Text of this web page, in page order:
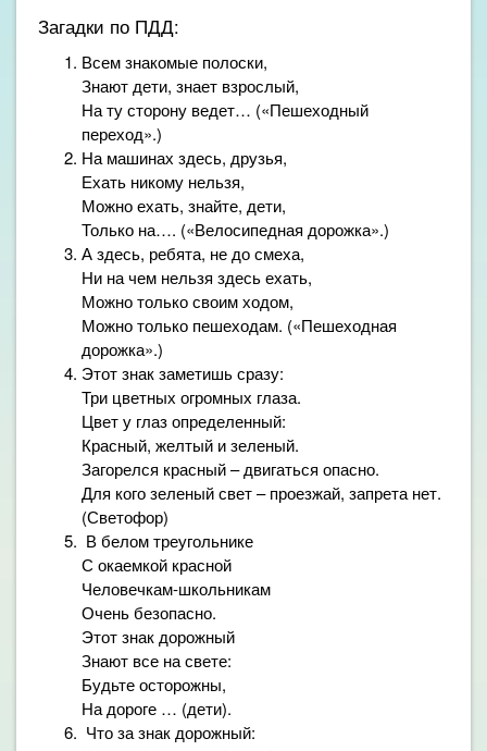
Загадки по ПДД:
Всем знакомые полоски,
Знают дети, знает взрослый,
На ту сторону ведет… («Пешеходный
переход».)
На машинах здесь, друзья,
Ехать никому нельзя,
Можно ехать, знайте, дети,
Только на…. («Велосипедная дорожка».)
А здесь, ребята, не до смеха,
Ни на чем нельзя здесь ехать,
Можно только своим ходом,
Можно только пешеходам. («Пешеходная
дорожка».)
Этот знак заметишь сразу:
Три цветных огромных глаза.
Цвет у глаз определенный:
Красный, желтый и зеленый.
Загорелся красный – двигаться опасно.
Для кого зеленый свет – проезжай, запрета нет.
(Светофор)
В белом треугольнике
С окаемкой красной
Человечкам-школьникам
Очень безопасно.
Этот знак дорожный
Знают все на свете:
Будьте осторожны,
На дороге … (дети).
Что за знак дорожный: